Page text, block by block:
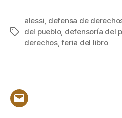
Etiquetas
alessi defensa de
del pueblo, defensoría del
derechos,feria del libro
Correo